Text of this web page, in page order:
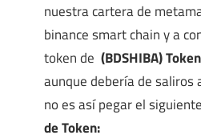
nuestra cartera de
binance smart chain y a
token de (BDSHIBA)
aunque debería de
no es así pegar el
de Token: